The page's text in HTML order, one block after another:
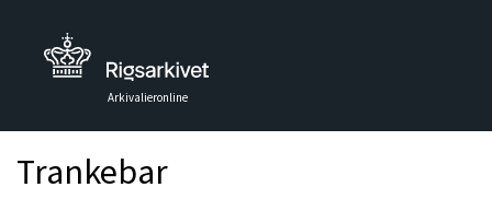
Arkivalieronline
Trankebar